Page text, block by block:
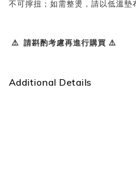
不可擰扭；如需整燙，請以低溫
⚠️ 請斟酌考慮再進行購買 ⚠️
Additional Details